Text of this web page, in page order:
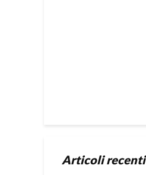
Articoli recenti